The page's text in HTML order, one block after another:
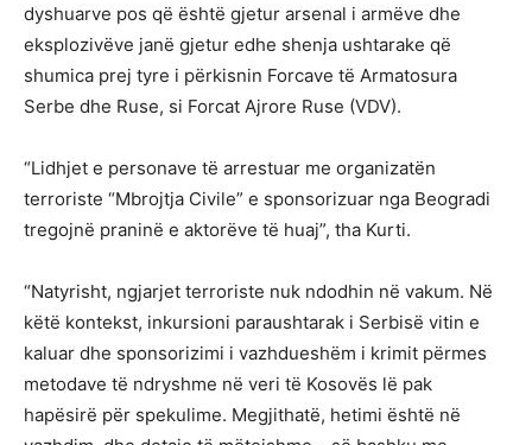
dyshuarve pos që është gjetur arsenal i armëve dhe
eksplozivëve janë gjetur edhe shenja ushtarake që
shumica prej tyre i përkisnin Forcave të Armatosura
Serbe dhe Ruse, si Forcat Ajrore Ruse (VDV).
“Lidhjet e personave të arrestuar me organizatën
terroriste “Mbrojtja Civile” e sponsorizuar nga Beogradi
tregojnë praninë e aktorëve të huaj”, tha Kurti.
“Natyrisht, ngjarjet terroriste nuk ndodhin në vakum. Në
këtë kontekst, inkursioni paraushtarak i Serbisë vitin e
kaluar dhe sponsorizimi i vazhdueshëm i krimit përmes
metodave të ndryshme në veri të Kosovës lë pak
hapësirë ​​për spekulime. Megjithatë, hetimi është në